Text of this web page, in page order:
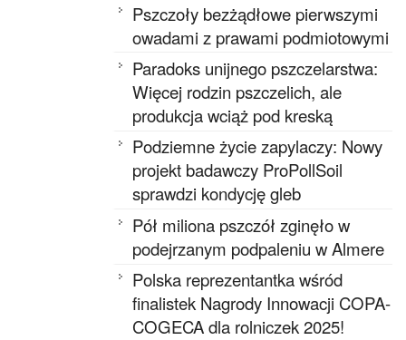
Pszczoły bezżądłowe pierwszymi
owadami z prawami podmiotowymi
Paradoks unijnego pszczelarstwa:
Więcej rodzin pszczelich, ale
produkcja wciąż pod kreską
Podziemne życie zapylaczy: Nowy
projekt badawczy ProPollSoil
sprawdzi kondycję gleb
Pół miliona pszczół zginęło w
podejrzanym podpaleniu w Almere
Polska reprezentantka wśród
finalistek Nagrody Innowacji COPA-
COGECA dla rolniczek 2025!